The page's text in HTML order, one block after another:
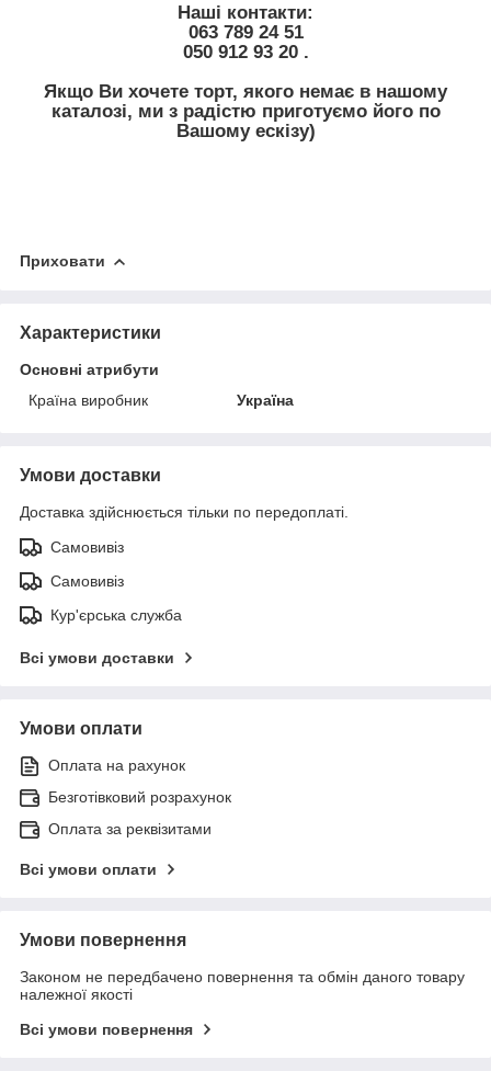
Наші контакти:
063 789 24 51
050 912 93 20 .
Якщо Ви хочете торт, якого немає в нашому
каталозі, ми з радістю приготуємо його по
Вашому ескізу)
Приховати
Характеристики
Основні атрибути
Країна виробник
Україна
Умови доставки
Доставка здійснюється тільки по передоплаті.
Самовивіз
Самовивіз
Кур'єрська служба
Всі умови доставки
Умови оплати
Оплата на рахунок
Безготівковий розрахунок
Оплата за реквізитами
Всі умови оплати
Умови повернення
Законом не передбачено повернення та обмін даного товару
належної якості
Всі умови повернення